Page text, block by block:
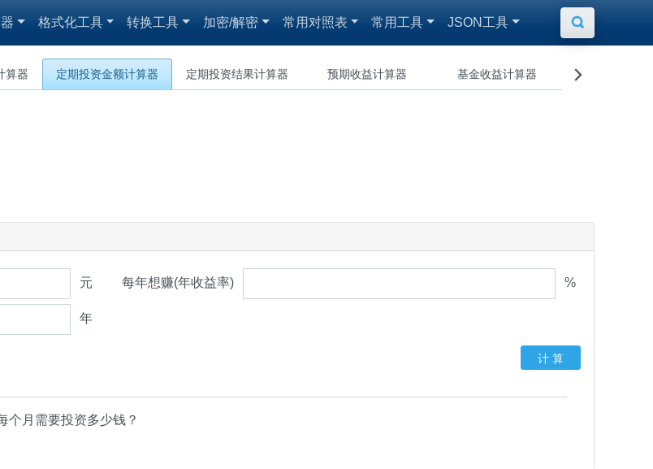
格式化工具 转换工具 加密/解密 常用对照表 常用工具 JSON工具 
算器 定期投资金额计算器 定期投资结果计算器 预期收益计算器 基金收益计算器 子女教育基金

元
年
每年想赚(年收益率) %
计 算
个月需要投资多少钱？